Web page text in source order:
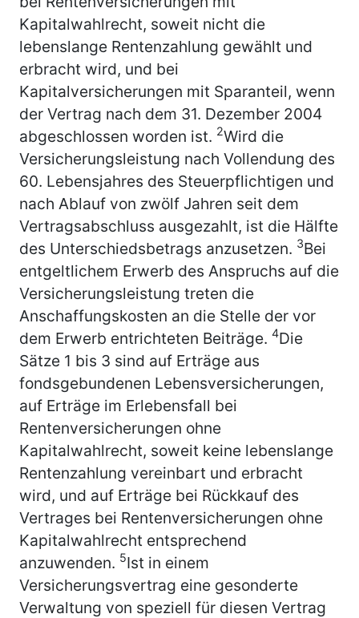
Kapitalwahlrecht, soweit nicht die
lebenslange Rentenzahlung gewählt und
erbracht wird, und bei
Kapitalversicherungen mit Sparanteil, wenn
der Vertrag nach dem 31. Dezember 2004
abgeschlossen worden ist. 2Wird die
Versicherungsleistung nach Vollendung des
60. Lebensjahres des Steuerpflichtigen und
nach Ablauf von zwölf Jahren seit dem
Vertragsabschluss ausgezahlt, ist die Hälfte
des Unterschiedsbetrags anzusetzen. 3Bei
entgeltlichem Erwerb des Anspruchs auf die
Versicherungsleistung treten die
Anschaffungskosten an die Stelle der vor
dem Erwerb entrichteten Beiträge. 4Die
Sätze 1 bis 3 sind auf Erträge aus
fondsgebundenen Lebensversicherungen,
auf Erträge im Erlebensfall bei
Rentenversicherungen ohne
Kapitalwahlrecht, soweit keine lebenslange
Rentenzahlung vereinbart und erbracht
wird, und auf Erträge bei Rückkauf des
Vertrages bei Rentenversicherungen ohne
Kapitalwahlrecht entsprechend
anzuwenden. 5Ist in einem
Versicherungsvertrag eine gesonderte
Verwaltung von speziell für diesen Vertrag